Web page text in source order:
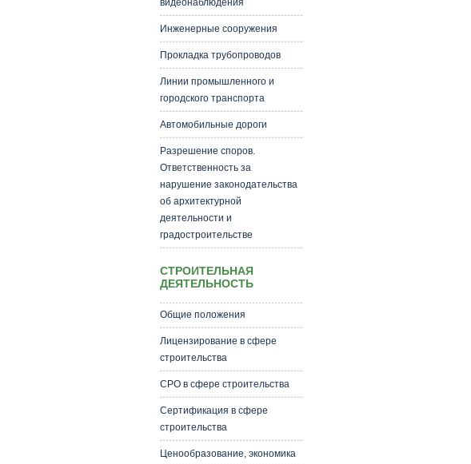
видеонаблюдения
Инженерные сооружения
Прокладка трубопроводов
Линии промышленного и
городского транспорта
Автомобильные дороги
Разрешение споров.
Ответственность за
нарушение законодательства
об архитектурной
деятельности и
градостроительстве
СТРОИТЕЛЬНАЯ
ДЕЯТЕЛЬНОСТЬ
Общие положения
Лицензирование в сфере
строительства
СРО в сфере строительства
Сертификация в сфере
строительства
Ценообразование, экономика